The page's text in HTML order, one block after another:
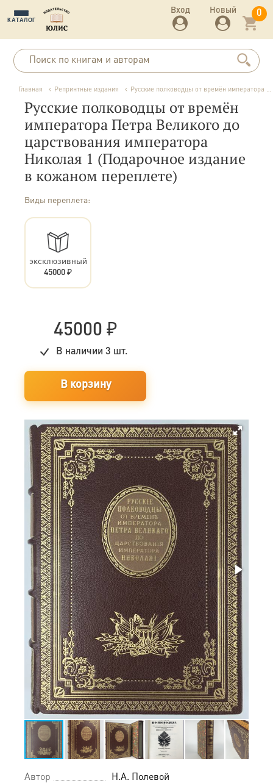
КАТАЛОГ
0
Новый
Вход
Главная Репринтные издания Русские полководцы от времён императора Петра Великого до царствования императора Николая 1 (Подарочное издание в кожаном переплете)
Русские полководцы от времён
императора Петра Великого до
царствования императора
Николая 1 (Подарочное издание
в кожаном переплете)
Виды переплета:
эксклюзивный
45000 ₽
45000 ₽
В наличии 3 шт.
В корзину
Автор
Н.А. Полевой